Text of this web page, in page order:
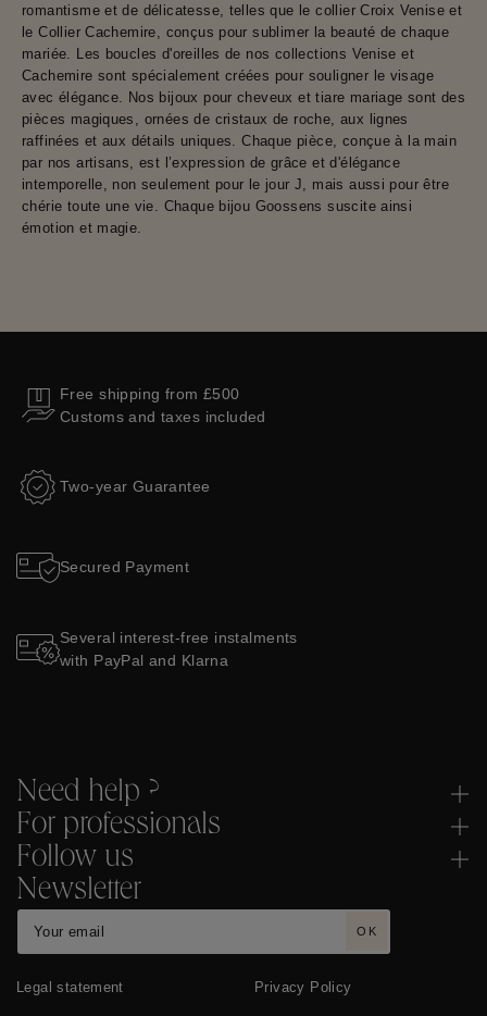
romantisme et de délicatesse, telles que le collier Croix Venise et
le Collier Cachemire, conçus pour sublimer la beauté de chaque
mariée. Les boucles d'oreilles de nos collections Venise et
Cachemire sont spécialement créées pour souligner le visage
avec élégance. Nos bijoux pour cheveux et tiare mariage sont des
pièces magiques, ornées de cristaux de roche, aux lignes
raffinées et aux détails uniques. Chaque pièce, conçue à la main
par nos artisans, est l’expression de grâce et d'élégance
intemporelle, non seulement pour le jour J, mais aussi pour être
chérie toute une vie. Chaque bijou Goossens suscite ainsi
émotion et magie.
Free shipping from £500
Customs and taxes included
Two-year Guarantee
Secured Payment
Several interest-free instalments
with PayPal and Klarna
Need help ?
For professionals
Follow us
Newsletter
OK
Legal statement Privacy Policy